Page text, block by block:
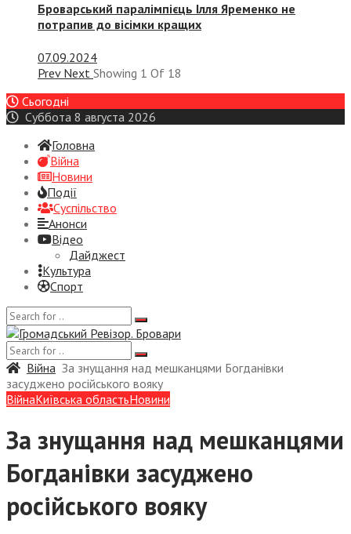
Броварський паралімпієць Ілля Яременко не
потрапив до вісімки кращих
07.09.2024
Prev Next Showing 1 Of 18
Сьогодні
Суббота 8 августа 2026
Головна
Війна
Новини
Події
Суспiльство
Анонси
Відео
Дайджест
Культура
Спорт
Війна За знущання над мешканцями Богданівки
засуджено російського вояку
ВійнаКиївська областьНовини
За знущання над мешканцями
Богданівки засуджено
російського вояку